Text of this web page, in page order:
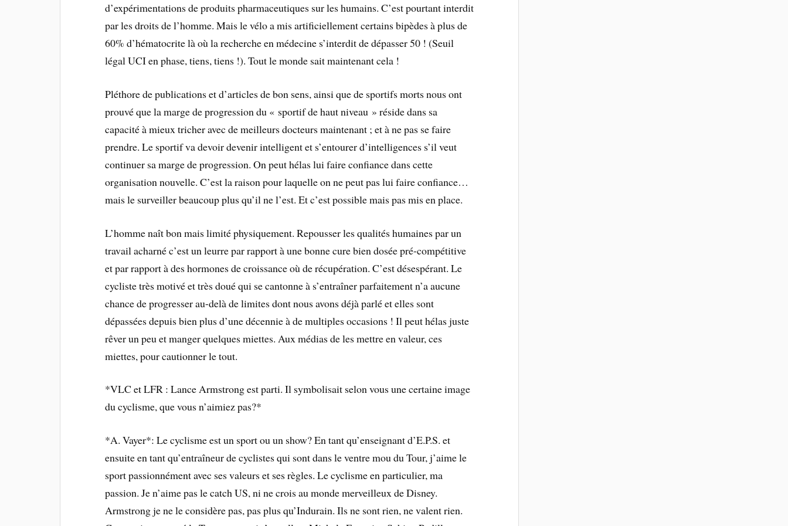
d’expérimentations de produits pharmaceutiques sur les humains. C’est pourtant interdit
par les droits de l’homme. Mais le vélo a mis artificiellement certains bipèdes à plus de
60% d’hématocrite là où la recherche en médecine s’interdit de dépasser 50 ! (Seuil
légal UCI en phase, tiens, tiens !). Tout le monde sait maintenant cela !
Pléthore de publications et d’articles de bon sens, ainsi que de sportifs morts nous ont
prouvé que la marge de progression du « sportif de haut niveau » réside dans sa
capacité à mieux tricher avec de meilleurs docteurs maintenant ; et à ne pas se faire
prendre. Le sportif va devoir devenir intelligent et s’entourer d’intelligences s’il veut
continuer sa marge de progression. On peut hélas lui faire confiance dans cette
organisation nouvelle. C’est la raison pour laquelle on ne peut pas lui faire confiance…
mais le surveiller beaucoup plus qu’il ne l’est. Et c’est possible mais pas mis en place.
L’homme naît bon mais limité physiquement. Repousser les qualités humaines par un
travail acharné c’est un leurre par rapport à une bonne cure bien dosée pré-compétitive
et par rapport à des hormones de croissance où de récupération. C’est désespérant. Le
cycliste très motivé et très doué qui se cantonne à s’entraîner parfaitement n’a aucune
chance de progresser au-delà de limites dont nous avons déjà parlé et elles sont
dépassées depuis bien plus d’une décennie à de multiples occasions ! Il peut hélas juste
rêver un peu et manger quelques miettes. Aux médias de les mettre en valeur, ces
miettes, pour cautionner le tout.
*VLC et LFR : Lance Armstrong est parti. Il symbolisait selon vous une certaine image
du cyclisme, que vous n’aimiez pas?*
*A. Vayer*: Le cyclisme est un sport ou un show? En tant qu’enseignant d’E.P.S. et
ensuite en tant qu’entraîneur de cyclistes qui sont dans le ventre mou du Tour, j’aime le
sport passionnément avec ses valeurs et ses règles. Le cyclisme en particulier, ma
passion. Je n’aime pas le catch US, ni ne crois au monde merveilleux de Disney.
Armstrong je ne le considère pas, pas plus qu’Indurain. Ils ne sont rien, ne valent rien.